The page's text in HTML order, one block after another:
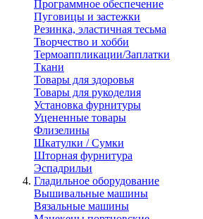
Программное обеспечение
Пуговицы и застежки
Резинка, эластичная тесьма
Творчество и хобби
Термоаппликации/Заплатки
Ткани
Товары для здоровья
Товары для рукоделия
Установка фурнитуры
Уцененные товары
Флизелины
Шкатулки / Сумки
Шторная фурнитура
Эспадрильи
Гладильное оборудование
Вышивальные машины
Вязальные машины